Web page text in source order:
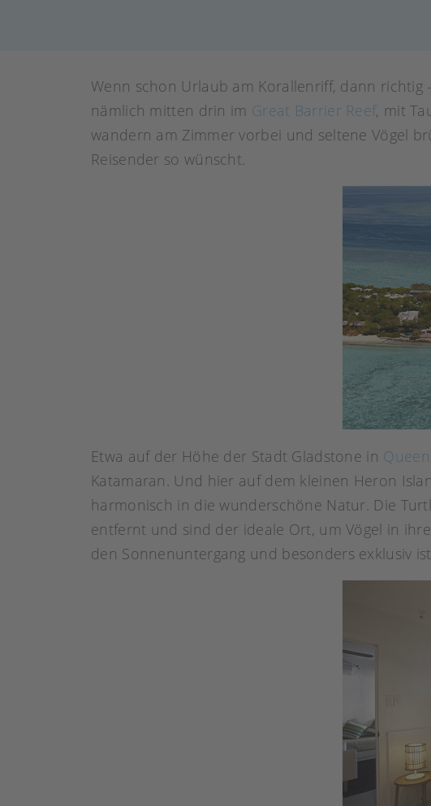
Wenn schon Urlaub am Korallenriff, dann
nämlich mitten drin im Great Barrier Reef, mit
wandern am Zimmer vorbei und seltene Vögel
Reisender so wünscht.
Etwa auf der Höhe der Stadt Gladstone in
Katamaran. Und hier auf dem kleinen Heron
harmonisch in die wunderschöne Natur. Die
entfernt und sind der ideale Ort, um Vögel in
den Sonnenuntergang und besonders exklusiv